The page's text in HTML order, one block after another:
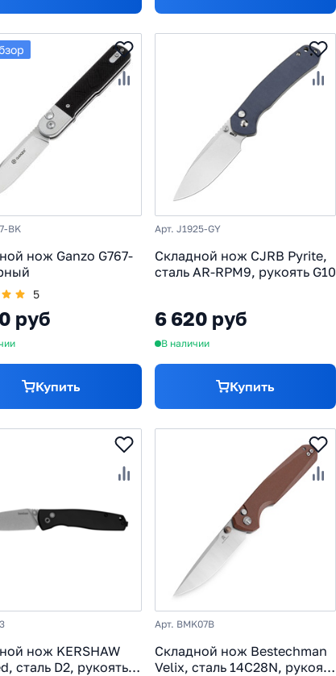
BK
нож Ganzo G767-
5
руб
Купить
Арт. J1925-GY
Складной нож CJRB Pyrite,
сталь AR-RPM9, рукоять G10
6 620 руб
В наличии
Купить
нож KERSHAW
сталь D2, рукоять
Арт. BMK07B
Складной нож Bestechman
Velix, сталь 14C28N, рукоять